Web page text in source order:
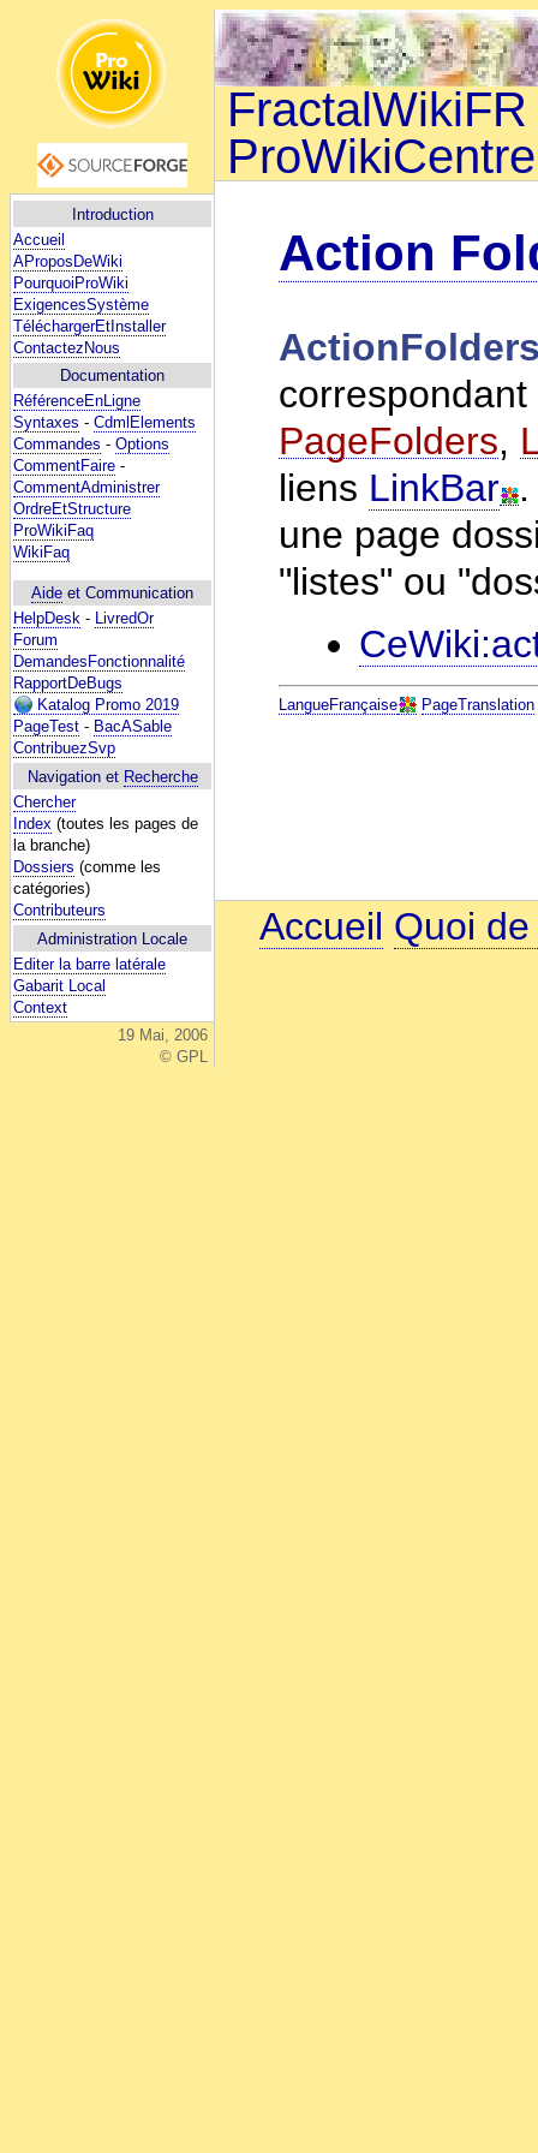
Introduction
Accueil
AProposDeWiki
PourquoiProWiki
ExigencesSystème
TéléchargerEtInstaller
ContactezNous
Documentation
RéférenceEnLigne
Syntaxes - CdmlElements
Commandes - Options
CommentFaire -
CommentAdministrer
OrdreEtStructure
ProWikiFaq
WikiFaq
Aide et Communication
HelpDesk - LivredOr
Forum
DemandesFonctionnalité
RapportDeBugs
Katalog Promo 2019
PageTest - BacASable
ContribuezSvp
Navigation et Recherche
Chercher
Index (toutes les pages de
la branche)
Dossiers (comme les
catégories)
Contributeurs
Administration Locale
Editer la barre latérale
Gabarit Local
Context
19 Mai, 2006
© GPL
FractalWikiFR
ProWikiCentre
Action
PageFolders,
liens LinkBar
une page
"listes" ou
LangueFrançaise PageTranslation
Accueil Quoi